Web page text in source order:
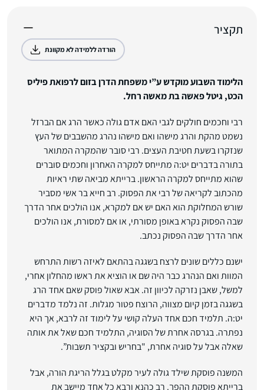
תקציר
הורדה ללמידה לא מקוונת
הלימוד השבוע מוקדש ע”י משפחת הדרן בזום לרפואת פיליס
הכט, גיטל פאשה בת מאשה רחל.
רבי וחכמים חולקים לגבי האם אדם גולה כאשר הרג אם הברזל
נשמט מהקת והרג מישהו ואם מישהו נהרג מהשבבים של העץ
שנזקרו בשעת חטיבת העצים. רבי סובר שהמקרה המתואר
בתורה בדברים יט:ה מתייחס למקרה האחרון וחכמים סוברים
שהוא מתייחס למקרה הראשון. ברייתא מביאה שתי ראיות
מהכתוב לקריאה של רבי את הפסוק. רב חייא בר אשי מסביר
שורש המחלוקת הוא האם יש אם למקרא, אנו הולכים אחר הדרך
שבה הפסוק נקרא באופן מסורתי, או אם למסורת, אנו הולכים
אחר הדרך שבה הפסוק נכתב.
ישנם כללים שונים לרצח בשגגה בהתאם לאיזה רשות התרחש
המוות ואם הנהרג כבר היה שם או הוציא את ראשו מהחלון אחרי,
למשל, שאבן נזרקה לכיוון זה. אבא שאול פוסק שאם אחד הרג
בשגגה בזמן קיום מצווה, הרוצח פטור מגלות. זה נלמד מדברים
יט:ה. תלמיד חכם אחד העלה קושי על לימוד זה לרבא, אך היא
נפתרה. בגרסה אחרת של הסוגיה, התלמיד חכם שאל את אותה
שאלה אבל על סוגיה אחרת, "בחריש ובקציר תשבות”.
המשנה פוסקת שילד גולה לעיר מקלט בגלל הריגת הורה, אבל
ברייתא פוסקת ההפך. רב כהנא ורבא כל אחד מיישב את